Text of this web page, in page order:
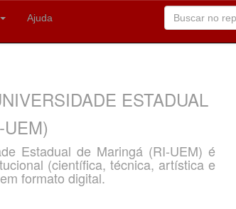
Ajuda
ESTADUAL
Estadual de Maringá (RI-UEM) é
(científica, técnica, artística e
formato digital.